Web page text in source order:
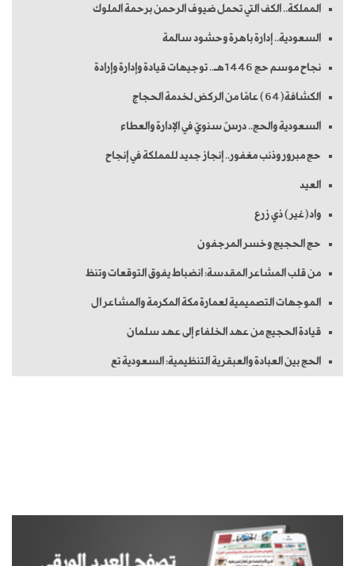
المملكة.. الكف التي تحمل ضيوف الرحمن برحمة الملوك
السعودية.. إدارة باهرة وحشود سالمة
نجاح موسم حج 1446هـ.. توجيهات قيادة وإدارة وإرادة
الكشافة(64) عامًا من الركض لخدمة الحجاج
السعودية والحج.. درسٌ سنويّ في الإدارة والعطاء
حج مبرور وذنب مغفور.. إنجاز جديد للمملكة في إنجاح
العيد
واد(غير) ذي زرع
حج الحجيج وخسر المرجفون
من قلب المشاعر المقدسة: انضباط يفوق التوقعات وتنظ
الموجهات التصميمية لعمارة مكة المكرمة والمشاعر ال
قيادة الحجيج من عهد الخلفاء إلى عهد سلمان
الحج بين العبادة والعبقرية التنظيمية: السعودية تع